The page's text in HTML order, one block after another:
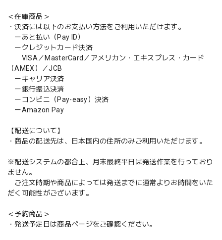
＜在庫商品＞
・決済には以下のお支払い方法をご利用いただけます。
ーあと払い（Pay ID）
ークレジットカード決済
VISA／MasterCard／アメリカン・エキスプレス・カード
（AMEX）／JCB
ーキャリア決済
ー銀行振込決済
ーコンビニ（Pay-easy）決済
ーAmazon Pay
【配送について】
・商品の配送先は、日本国内の住所のみご利用いただけます。
※配送システムの都合上、月末最終平日は発送作業を行っており
ません。
ご注文時期や商品によっては発送までに通常よりお時間をいた
だく可能性がございます。
＜予約商品＞
・発送予定日は商品ページをご確認ください。